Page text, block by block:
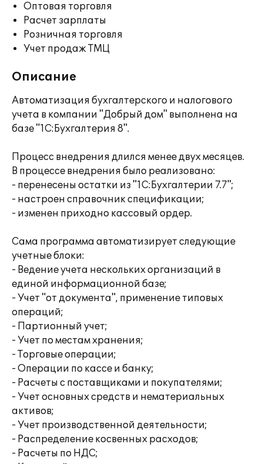
Оптовая торговля
Расчет зарплаты
Розничная торговля
Учет продаж ТМЦ
Описание
Автоматизация бухгалтерского и налогового
учета в компании "Добрый дом" выполнена на
базе "1С:Бухгалтерия 8".
Процесс внедрения длился менее двух месяцев.
В процессе внедрения было реализовано:
- перенесены остатки из "1С:Бухгалтерии 7.7";
- настроен справочник спецификации;
- изменен приходно кассовый ордер.
Сама программа автоматизирует следующие
учетные блоки:
- Ведение учета нескольких организаций в
единой информационной базе;
- Учет "от документа", применение типовых
операций;
- Партионный учет;
- Учет по местам хранения;
- Торговые операции;
- Операции по кассе и банку;
- Расчеты с поставщиками и покупателями;
- Учет основных средств и нематериальных
активов;
- Учет производственной деятельности;
- Распределение косвенных расходов;
- Расчеты по НДС;